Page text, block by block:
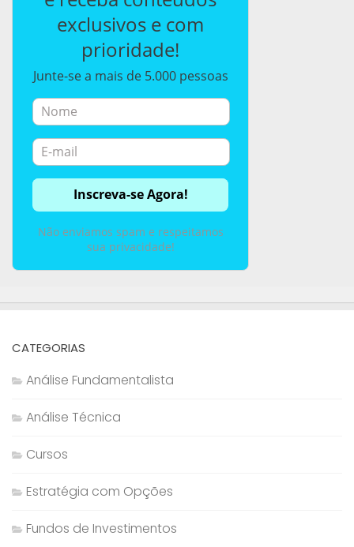
exclusivos e com
prioridade!
Junte-se a mais de 5.000 pessoas
Não enviamos spam e respeitamos
sua privacidade!
CATEGORIAS
Análise Fundamentalista
Análise Técnica
Cursos
Estratégia com Opções
Fundos de Investimentos